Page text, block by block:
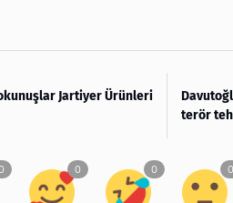
Jartiyer Ürünleri
terör